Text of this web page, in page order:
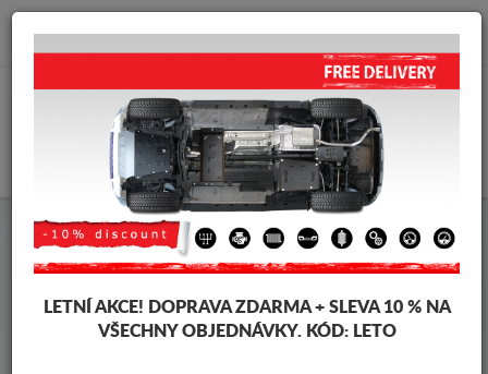
info@krytpodmotor.com
Kryt pod motor Volkswagen
Kryt pod motor Volkswagen Jetta
Značky
Značky vozidel
LETNÍ AKCE! DOPRAVA ZDARMA + SLEVA 10 % NA
VŠECHNY OBJEDNÁVKY. KÓD: LETO